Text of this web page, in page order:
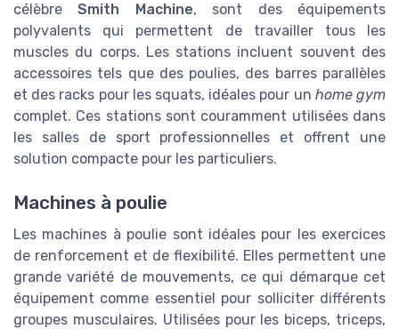
célèbreSmith Machine, sont des équipements
polyvalents qui permettent de travailler tous les
muscles du corps. Les stations incluent souvent des
accessoires tels que des poulies, des barres parallèles
et des racks pour les squats, idéales pour un home gym
complet. Ces stations sont couramment utilisées dans
les salles de sport professionnelles et offrent une
solution compacte pour les particuliers.
Machines à poulie
Les machines à poulie sont idéales pour les exercices
de renforcement et de flexibilité. Elles permettent une
grande variété de mouvements, ce qui démarque cet
équipement comme essentiel pour solliciter différents
groupes musculaires. Utilisées pour les biceps, triceps,